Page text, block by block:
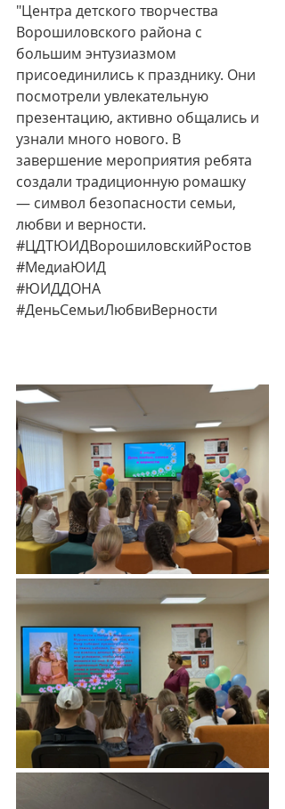
"Центра детского творчества
Ворошиловского района с
большим энтузиазмом
присоединились к празднику. Они
посмотрели увлекательную
презентацию, активно общались и
узнали много нового. В
завершение мероприятия ребята
создали традиционную ромашку
— символ безопасности семьи,
любви и верности.
#ЦДТЮИДВорошиловскийРостов
#МедиаЮИД
#ЮИДДОНА
#ДеньСемьиЛюбвиВерности